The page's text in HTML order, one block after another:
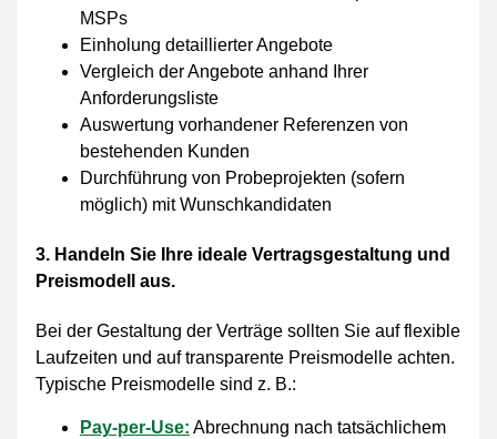
MSPs
Einholung detaillierter Angebote
Vergleich der Angebote anhand Ihrer
Anforderungsliste
Auswertung vorhandener Referenzen von
bestehenden Kunden
Durchführung von Probeprojekten (sofern
möglich) mit Wunschkandidaten
3. Handeln Sie Ihre ideale Vertragsgestaltung und
Preismodell aus.
Bei der Gestaltung der Verträge sollten Sie auf flexible
Laufzeiten und auf transparente Preismodelle achten.
Typische Preismodelle sind z. B.:
Pay-per-Use: Abrechnung nach tatsächlichem